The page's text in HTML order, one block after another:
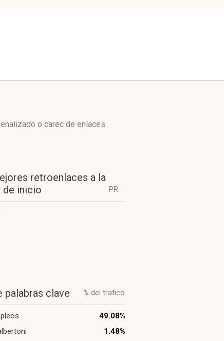
o carec de enlaces
retroenlaces a la
de inicio
PR
palabras clave % del trafico
49.08%
1.48%